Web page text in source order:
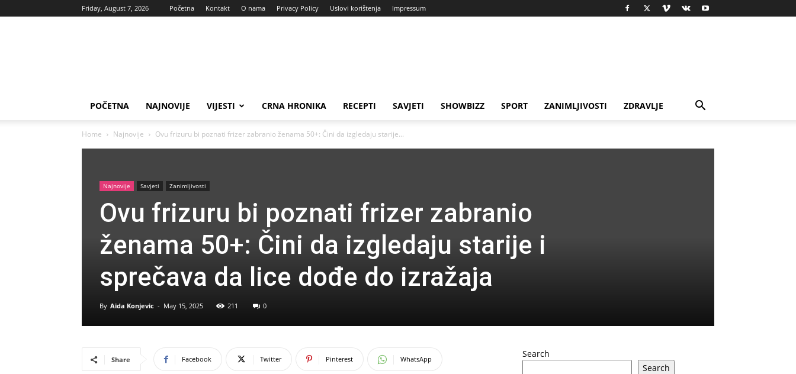
Friday, August 7, 2026 Početna Kontakt O nama Privacy Policy Uslovi korištenja Impressum
POČETNA NAJNOVIJE VIJESTI CRNA HRONIKA RECEPTI SAVJETI SHOWBIZZ SPORT ZANIMLJIVOSTI ZDRAVLJE
Home Najnovije Ovu frizuru bi poznati frizer zabranio ženama 50+: Čini da izgledaju starije...
Najnovije Savjeti Zanimljivosti
Ovu frizuru bi poznati frizer zabranio
ženama 50+: Čini da izgledaju starije i
sprečava da lice dođe do izražaja
By Aida Konjevic - May 15, 2025 211 0
Share Facebook Twitter Pinterest WhatsApp
Search
Search